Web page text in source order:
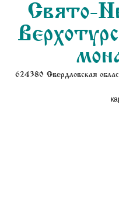
Свято-
624380 Свердловская